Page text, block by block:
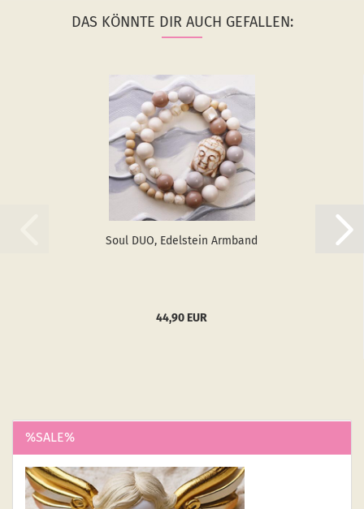
DAS KÖNNTE DIR AUCH GEFALLEN:
Soul DUO, Edel­stein Arm­band
44,90 EUR
%SALE%